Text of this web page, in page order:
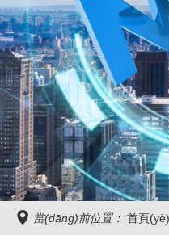
能
資
訊
關
(guān)
于圣
能
聯
(lián)
系圣
能
當(dāng)前位置： 首頁(yè)